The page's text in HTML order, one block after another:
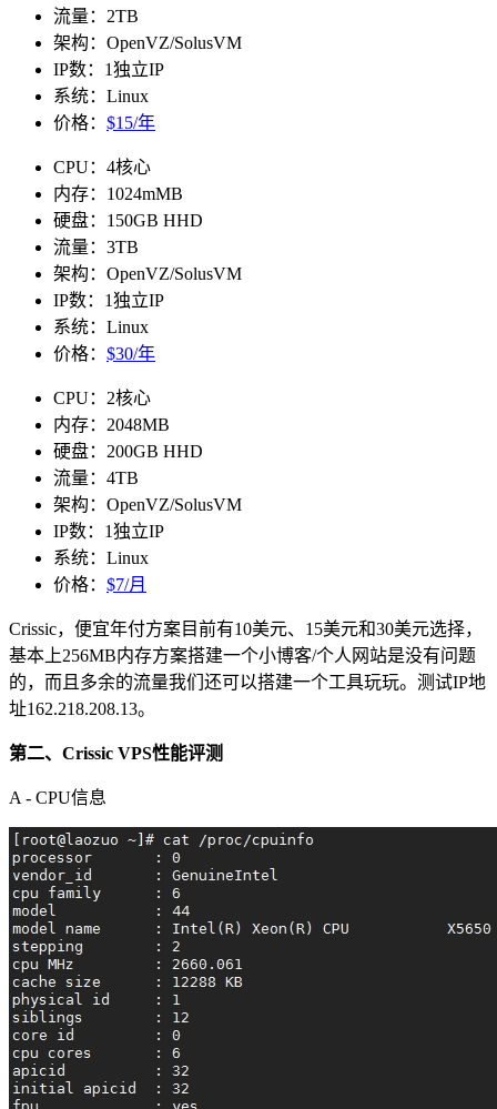
流量：2TB
架构：OpenVZ/SolusVM
IP数：1独立IP
系统：Linux
价格： $15/年
CPU：4核心
内存：1024mMB
硬盘：150GB HHD
流量：3TB
架构：OpenVZ/SolusVM
IP数：1独立IP
系统：Linux
价格： $30/年
CPU：2核心
内存：2048MB
硬盘：200GB HHD
流量：4TB
架构：OpenVZ/SolusVM
IP数：1独立IP
系统：Linux
价格： $7/月
Crissic，便宜年付方案目前有10美元、15美元和30美元选择，
基本上256MB内存方案搭建一个小博客/个人网站是没有问题
的，而且多余的流量我们还可以搭建一个工具玩玩。测试IP地
址162.218.208.13。
第二、Crissic VPS性能评测
A - CPU信息